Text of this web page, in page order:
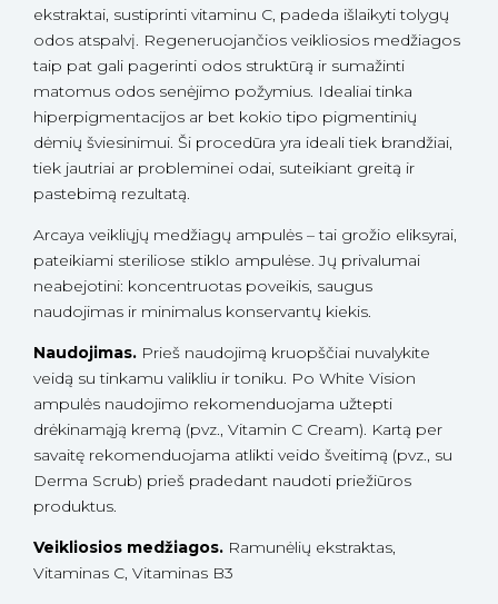
ekstraktai, sustiprinti vitaminu C, padeda išlaikyti tolygų
odos atspalvį. Regeneruojančios veikliosios medžiagos
taip pat gali pagerinti odos struktūrą ir sumažinti
matomus odos senėjimo požymius. Idealiai tinka
hiperpigmentacijos ar bet kokio tipo pigmentinių
dėmių šviesinimui. Ši procedūra yra ideali tiek brandžiai,
tiek jautriai ar probleminei odai, suteikiant greitą ir
pastebimą rezultatą.
Arcaya veikliųjų medžiagų ampulės – tai grožio eliksyrai,
pateikiami steriliose stiklo ampulėse. Jų privalumai
neabejotini: koncentruotas poveikis, saugus
naudojimas ir minimalus konservantų kiekis.
Naudojimas. Prieš naudojimą kruopščiai nuvalykite
veidą su tinkamu valikliu ir toniku. Po White Vision
ampulės naudojimo rekomenduojama užtepti
drėkinamąją kremą (pvz., Vitamin C Cream). Kartą per
savaitę rekomenduojama atlikti veido šveitimą (pvz., su
Derma Scrub) prieš pradedant naudoti priežiūros
produktus.
Veikliosios medžiagos. Ramunėlių ekstraktas,
Vitaminas C, Vitaminas B3